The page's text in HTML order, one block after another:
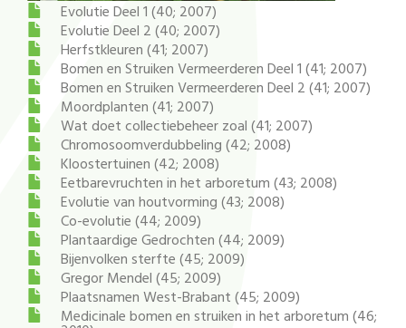
Evolutie Deel 1 (40; 2007)
Evolutie Deel 2 (40; 2007)
Herfstkleuren (41; 2007)
Bomen en Struiken Vermeerderen Deel 1 (41; 2007)
Bomen en Struiken Vermeerderen Deel 2 (41; 2007)
Moordplanten (41; 2007)
Wat doet collectiebeheer zoal (41; 2007)
Chromosoomverdubbeling (42; 2008)
Kloostertuinen (42; 2008)
Eetbarevruchten in het arboretum (43; 2008)
Evolutie van houtvorming (43; 2008)
Co-evolutie (44; 2009)
Plantaardige Gedrochten (44; 2009)
Bijenvolken sterfte (45; 2009)
Gregor Mendel (45; 2009)
Plaatsnamen West-Brabant (45; 2009)
Medicinale bomen en struiken in het arboretum (46;